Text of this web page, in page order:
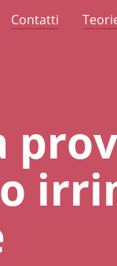
Contatti